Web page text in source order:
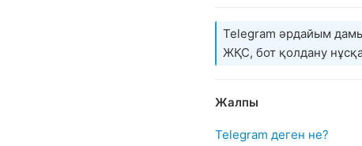
Telegram әрдайым
ЖҚС, бот қолдану
Жалпы
Telegram деген не?